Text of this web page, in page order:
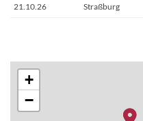
21.10.26 Straßburg
+
−